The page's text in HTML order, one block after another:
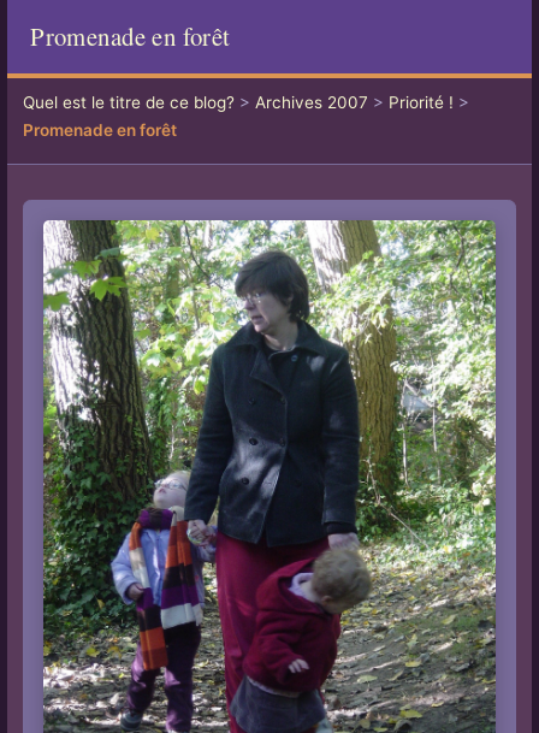
Promenade en forêt
Quel est le titre de ce blog?> Archives 2007 > Priorité ! >
Promenade en forêt